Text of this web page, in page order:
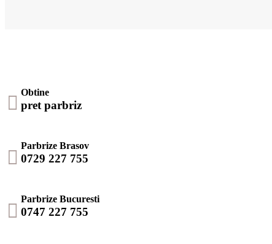
 Obtine
pret parbriz

Parbrize Brasov
0729 227 755

Parbrize Bucuresti
0747 227 755